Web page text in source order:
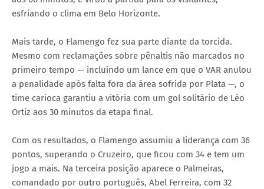
esfriando o clima em Belo Horizonte.
Mais tarde, o Flamengo fez sua parte diante da torcida.
Mesmo com reclamações sobre pênaltis não marcados no
primeiro tempo — incluindo um lance em que o VAR anulou
a penalidade após falta fora da área sofrida por Plata —, o
time carioca garantiu a vitória com um gol solitário de Léo
Ortiz aos 30 minutos da etapa final.
Com os resultados, o Flamengo assumiu a liderança com 36
pontos, superando o Cruzeiro, que ficou com 34 e tem um
jogo a mais. Na terceira posição aparece o Palmeiras,
comandado por outro português, Abel Ferreira, com 32